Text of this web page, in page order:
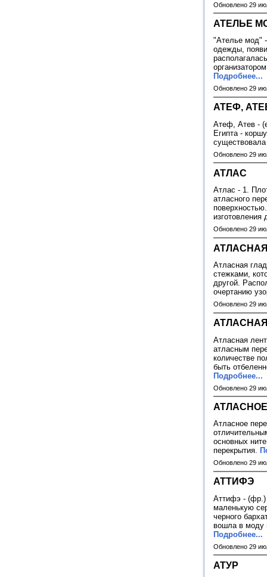
Обновлено 29
АТЕЛЬЕ
"Ателье мод" -
одежды,
Подробнее...
Обновлено 29
АТЕФ,
Атеф, Атев -
Египта -
Обновлено 29
АТЛАС
Атлас - 1.
атласного
Обновлено 29
Атласная
стежками,
другой.
очертанию
Обновлено 29
Атласная
атласным
количестве
быть
Подробнее...
Обновлено 29
Атласное
основных
перекрытия.
Обновлено 29
АТТИФЭ
Аттифэ - (фр.)
маленькую
черного
вошла в моду
Подробнее...
Обновлено 29
АТУР